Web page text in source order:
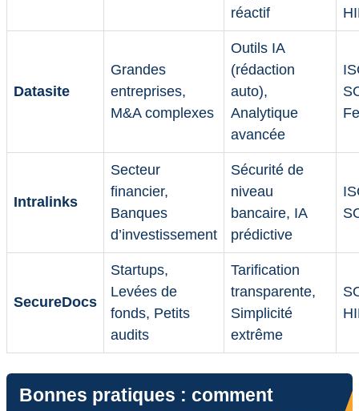
réactif
Datasite
Grandes
entreprises,
M&A complexes
Outils IA
(rédaction
auto),
Analytique
avancée
Intralinks
Secteur
financier,
Banques
d’investissement
Sécurité de
niveau
bancaire, IA
prédictive
SecureDocs
Startups,
Levées de
fonds, Petits
audits
Tarification
transparente,
Simplicité
extrême
Bonnes pratiques : comment